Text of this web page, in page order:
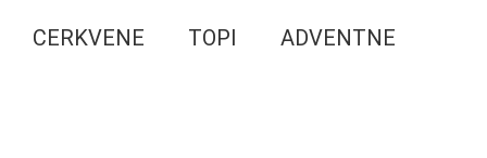
CERKVENE TOPI ADVENTNE